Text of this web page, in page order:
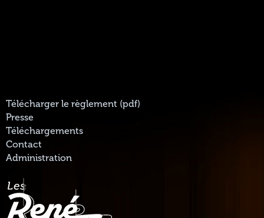
Télécharger le règlement (pdf)
Presse
Téléchargements
Contact
Administration